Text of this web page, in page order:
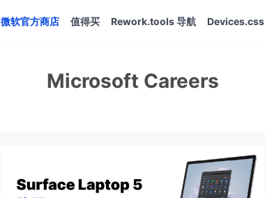
微软官方商店 值得买 Rework.tools 导航 Devices.css
Microsoft Careers